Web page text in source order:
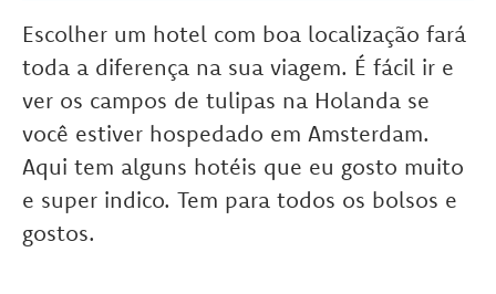
Escolher um hotel com boa localização fará
toda a diferença na sua viagem. É fácil ir e
ver os campos de tulipas na Holanda se
você estiver hospedado em Amsterdam.
Aqui tem alguns hotéis que eu gosto muito
e super indico. Tem para todos os bolsos e
gostos.